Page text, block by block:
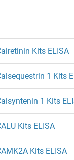
Kits ELISA
1 Kits
1 Kits
Kits ELISA
Kits ELISA